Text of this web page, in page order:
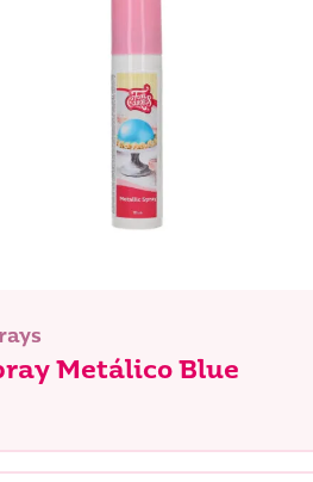
¿Qué
Metálico Blue